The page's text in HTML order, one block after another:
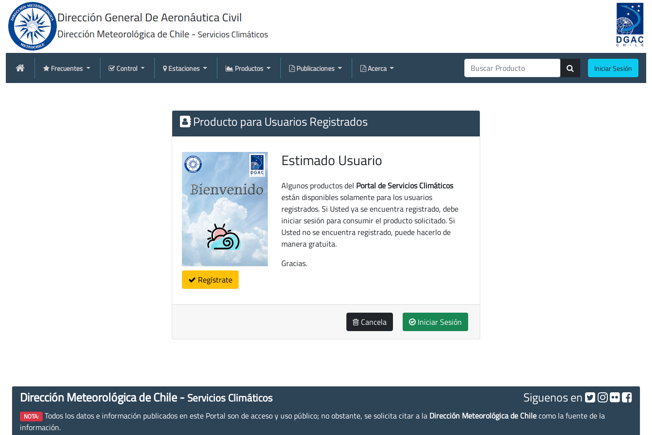
Frecuentes Control Estaciones Productos Publicaciones Acerca Iniciar Sesión
Producto para Usuarios Registrados
Regístrate
Estimado Usuario
Algunos productos del Portal de Servicios Climáticos
están disponibles solamente para los usuarios
registrados. Si Usted ya se encuentra registrado, debe
iniciar sesión para consumir el producto solicitado. Si
Usted no se encuentra registrado, puede hacerlo de
manera gratuita.
Gracias.
Cancela Iniciar Sesión
Dirección Meteorológica de Chile - Servicios Climáticos Siguenos en
NOTA: Todos los datos e información publicados en este Portal son de acceso y uso público; no obstante, se solicita citar a la Dirección Meteorológica de Chilecomo la fuente de la
información.